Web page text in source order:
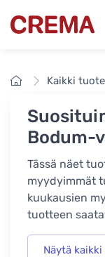
Crema
EtusivuKaikki
Bodum-
Tässä näet
myydyimmät
kuukausien
tuotteen
Näytä